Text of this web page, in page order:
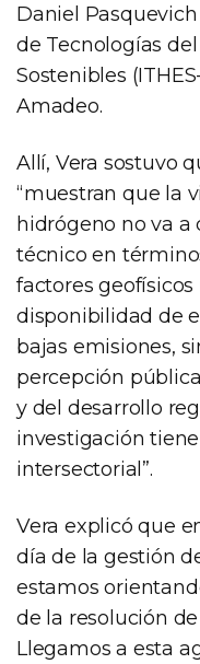
Daniel
de Tecnologías
Sostenibles
Amadeo.
Allí, Vera sostuvo
“muestran que la
hidrógeno no va a
técnico en
factores
disponibilidad de
bajas emisiones,
percepción
y del desarrollo
investigación
intersectorial”.
Vera explicó que
día de la gestión
estamos
de la resolución
Llegamos a esta